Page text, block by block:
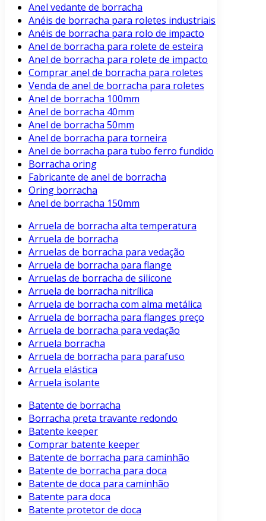
Anel vedante de borracha
Anéis de borracha para roletes industriais
Anéis de borracha para rolo de impacto
Anel de borracha para rolete de esteira
Anel de borracha para rolete de impacto
Comprar anel de borracha para roletes
Venda de anel de borracha para roletes
Anel de borracha 100mm
Anel de borracha 40mm
Anel de borracha 50mm
Anel de borracha para torneira
Anel de borracha para tubo ferro fundido
Borracha oring
Fabricante de anel de borracha
Oring borracha
Anel de borracha 150mm
Arruela de borracha alta temperatura
Arruela de borracha
Arruelas de borracha para vedação
Arruela de borracha para flange
Arruelas de borracha de silicone
Arruela de borracha nitrílica
Arruela de borracha com alma metálica
Arruela de borracha para flanges preço
Arruela de borracha para vedação
Arruela borracha
Arruela de borracha para parafuso
Arruela elástica
Arruela isolante
Batente de borracha
Borracha preta travante redondo
Batente keeper
Comprar batente keeper
Batente de borracha para caminhão
Batente de borracha para doca
Batente de doca para caminhão
Batente para doca
Batente protetor de doca